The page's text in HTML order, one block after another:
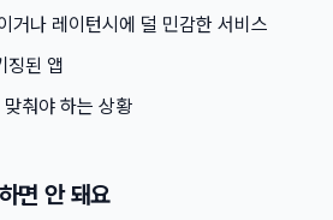
거나 레이턴시에 덜 민감한 서비스
징된 앱
춰야 하는 상황
면 안 돼요